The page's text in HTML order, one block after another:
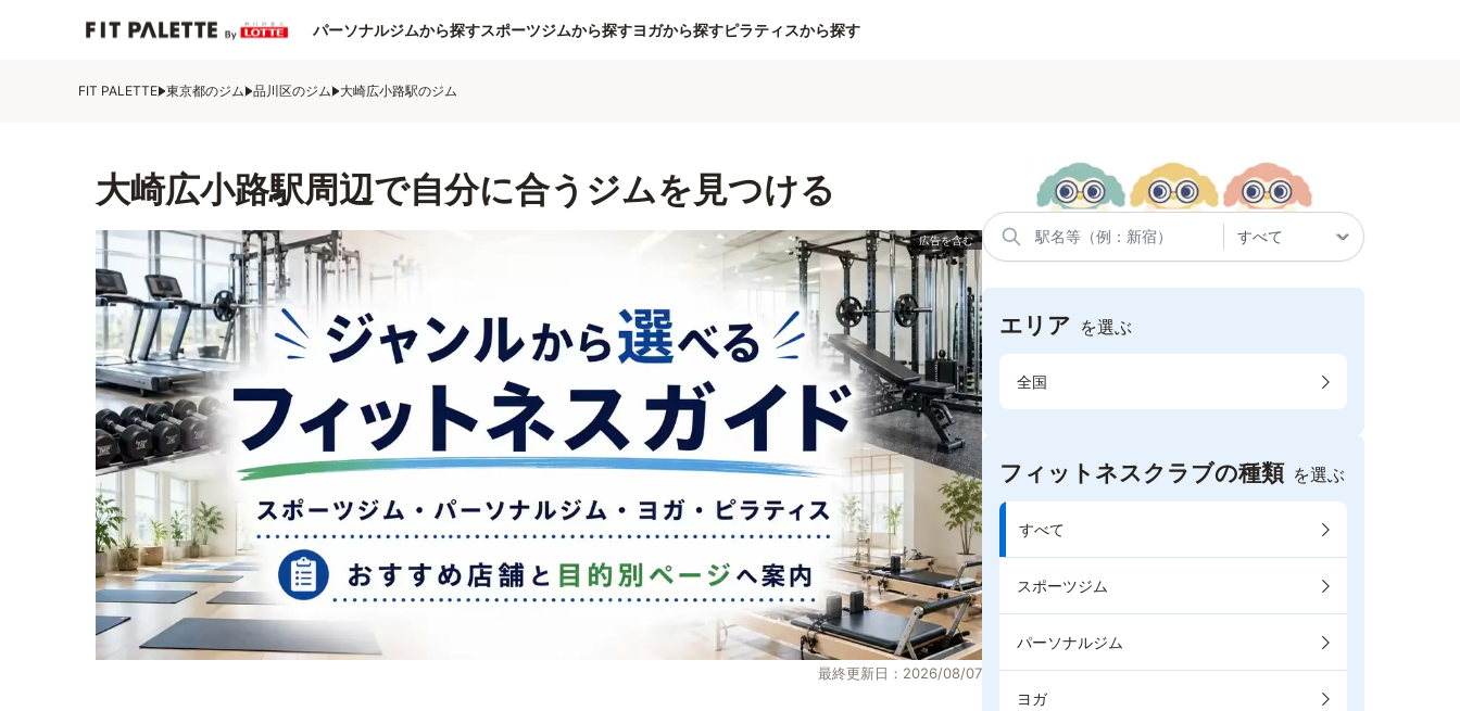
パーソナルジムから探すスポーツジムから探すヨガから探すピラティスから探す
FIT PALETTE 東京都のジム 品川区のジム 大崎広小路駅のジム
大崎広小路駅周辺で自分に合うジムを見つける
最終更新日：2026/08/07
エリア を選ぶ
全国
フィットネスクラブの種類 を選ぶ
すべて
スポーツジム
パーソナルジム
ヨガ